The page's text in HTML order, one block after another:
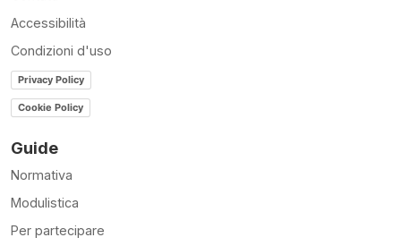
Accessibilità
Condizioni d'uso
Privacy Policy
Cookie Policy
Guide
Normativa
Modulistica
Per partecipare